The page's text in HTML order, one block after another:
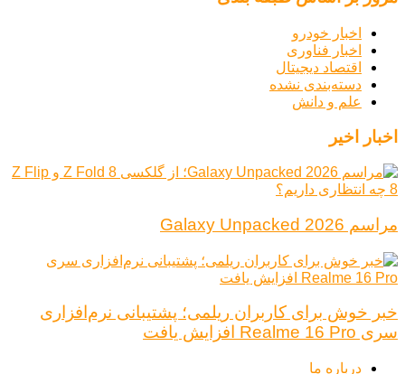
اخبار خودرو
اخبار فناوری
اقتصاد دیجیتال
دسته‌بندی نشده
علم و دانش
اخبار اخیر
مراسم Galaxy Unpacked 2026
خبر خوش برای کاربران ریلمی؛ پشتیبانی نرم‌افزاری
سری Realme 16 Pro افزایش یافت
درباره ما